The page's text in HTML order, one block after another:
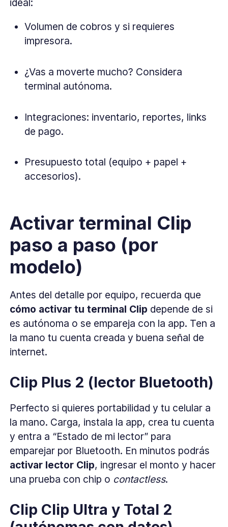
ideal:
Volumen de cobros y si requieres
impresora.
¿Vas a moverte mucho? Considera
terminal autónoma.
Integraciones: inventario, reportes, links
de pago.
Presupuesto total (equipo + papel +
accesorios).
Activar terminal Clip
paso a paso (por
modelo)
Antes del detalle por equipo, recuerda que
cómo activar tu terminal Clip depende de si
es autónoma o se empareja con la app. Ten a
la mano tu cuenta creada y buena señal de
internet.
Clip Plus 2 (lector Bluetooth)
Perfecto si quieres portabilidad y tu celular a
la mano. Carga, instala la app, crea tu cuenta
y entra a “Estado de mi lector” para
emparejar por Bluetooth. En minutos podrás
activar lector Clip, ingresar el monto y hacer
una prueba con chip o contactless.
Clip Clip Ultra y Total 2